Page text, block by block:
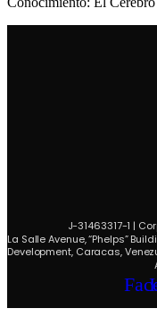
J-31463317-1 |
La Salle Avenue, “Phelps”
Development, Caracas,